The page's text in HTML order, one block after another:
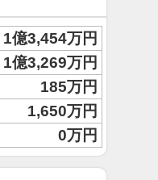
1億3,454万円
1億3,269万円
185万円
1,650万円
0万円